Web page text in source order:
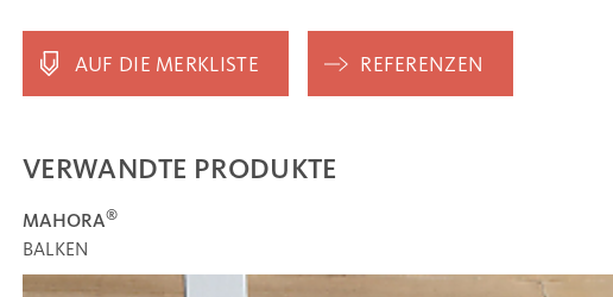
AUF DIE MERKLISTE REFERENZEN
VERWANDTE PRODUKTE
MAHORA®
BALKEN